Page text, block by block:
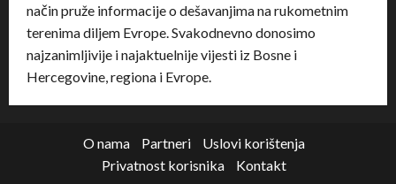
način pruže informacije o dešavanjima na rukometnim
terenima diljem Evrope. Svakodnevno donosimo
najzanimljivije i najaktuelnije vijesti iz Bosne i
Hercegovine, regiona i Evrope.
O nama Partneri
Uslovi korištenja
Privatnost korisnika
Kontakt